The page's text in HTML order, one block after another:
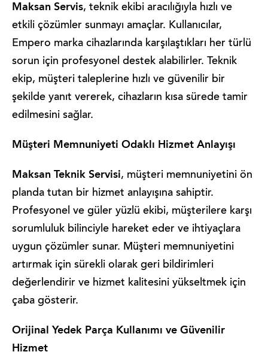
Maksan Servis, teknik ekibi aracılığıyla hızlı ve
etkili çözümler sunmayı amaçlar. Kullanıcılar,
Empero marka cihazlarında karşılaştıkları her türlü
sorun için profesyonel destek alabilirler. Teknik
ekip, müşteri taleplerine hızlı ve güvenilir bir
şekilde yanıt vererek, cihazların kısa sürede tamir
edilmesini sağlar.
Müşteri Memnuniyeti Odaklı Hizmet Anlayışı
Maksan Teknik Servisi, müşteri memnuniyetini ön
planda tutan bir hizmet anlayışına sahiptir.
Profesyonel ve güler yüzlü ekibi, müşterilere karşı
sorumluluk bilinciyle hareket eder ve ihtiyaçlara
uygun çözümler sunar. Müşteri memnuniyetini
artırmak için sürekli olarak geri bildirimleri
değerlendirir ve hizmet kalitesini yükseltmek için
çaba gösterir.
Orijinal Yedek Parça Kullanımı ve Güvenilir
Hizmet